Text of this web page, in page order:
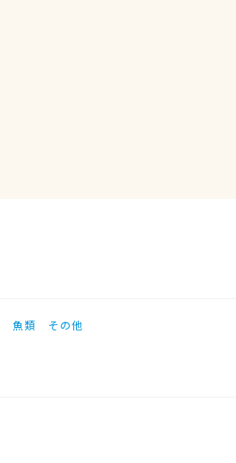
魚類 その他